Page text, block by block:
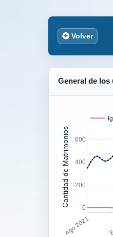
Volver
General de los
Ago 2021
0
200
400
600
Cantidad de Matrimonios